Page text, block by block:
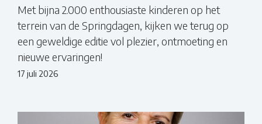
Met bijna 2.000 enthousiaste kinderen op het
terrein van de Springdagen, kijken we terug op
een geweldige editie vol plezier, ontmoeting en
nieuwe ervaringen!
17 juli 2026